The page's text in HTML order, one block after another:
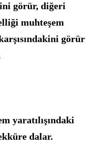
görür, diğeri
muhteşem
görür
yaratılışındaki
dalar.